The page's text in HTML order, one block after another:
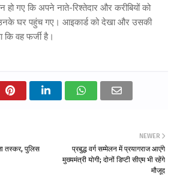
गए कि अपने नाते-रिश्तेदार और करीबियों को
घर पहुंच गए। आइकार्ड को देखा और उसकी
कि वह फर्जी है।
NEWER
प्रबुद्ध वर्ग सम्मेलन में प्रयागराज आएंगे
मुख्यमंत्री योगी; दोनों डिप्टी सीएम भी रहेंगे
मौजूद
तस्कर, पुलिस